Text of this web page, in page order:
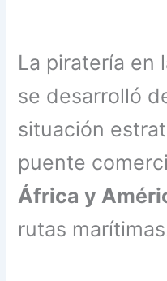
La piratería en
se desarrolló
situación
puente
África y
rutas